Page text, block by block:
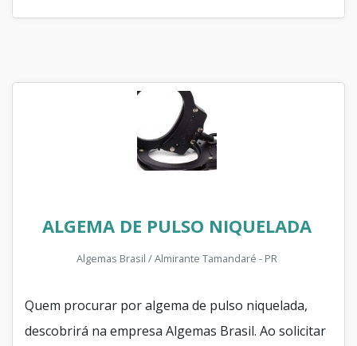
ALGEMA DE PULSO NIQUELADA
Algemas Brasil / Almirante Tamandaré - PR
Quem procurar por algema de pulso niquelada,
descobrirá na empresa Algemas Brasil. Ao solicitar